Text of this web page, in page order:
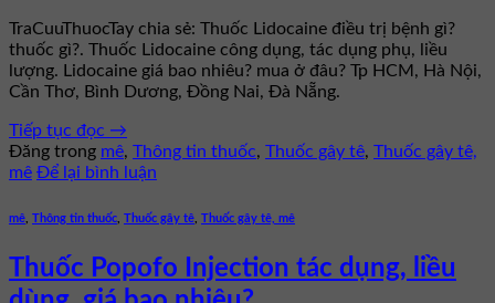
TraCuuThuocTay chia sẻ: Thuốc Lidocaine điều trị bệnh gì?
thuốc gì?. Thuốc Lidocaine công dụng, tác dụng phụ, liều
lượng. Lidocaine giá bao nhiêu? mua ở đâu? Tp HCM, Hà Nội,
Cần Thơ, Bình Dương, Đồng Nai, Đà Nẵng.
Tiếp tục đọc →
Đăng trong mê, Thông tin thuốc, Thuốc gây tê, Thuốc gây tê,
mê Để lại bình luận
mê Thông tin thuốc Thuốc gây tê Thuốc gây tê, mê
Thuốc Popofo Injection tác dụng, liều